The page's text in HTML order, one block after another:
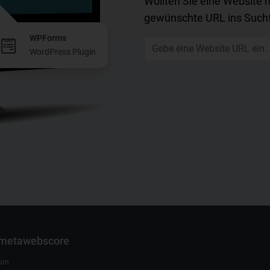
WPForms
WordPress Plugin
gewünschte URL ins